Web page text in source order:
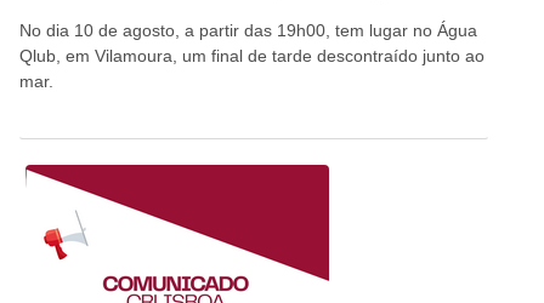
No dia 10 de agosto, a partir das 19h00, tem lugar no Água
Qlub, em Vilamoura, um final de tarde descontraído junto ao
mar.